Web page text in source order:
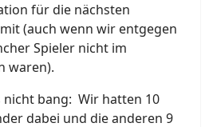
für die nächsten
(auch wenn wir entgegen
Spieler nicht im
waren).
bang: Wir hatten 10
dabei und die anderen 9